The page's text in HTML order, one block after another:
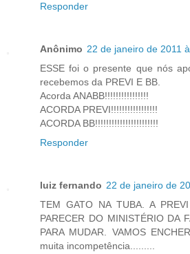
Responder
Anônimo 22 de janeiro de 2011
ESSE foi o presente que nós
recebemos da PREVI E BB.
Acorda ANABB!!!!!!!!!!!!!!!!
ACORDA PREVI!!!!!!!!!!!!!!!!!
ACORDA BB!!!!!!!!!!!!!!!!!!!!!!!
Responder
luiz fernando 22 de janeiro de
TEM GATO NA TUBA. A
PARECER DO MINISTÉRIO DA
PARA MUDAR. VAMOS
muita incompetência.........